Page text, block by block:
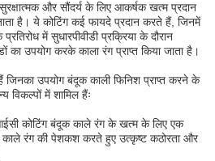
और सौंदर्य के लिए आकर्षक खत्म प्रदान
है। ये कोटिंग कई फायदे प्रदान करते हैं, जिनमें
में सुधारपीवीडी प्रक्रिया के दौरान
का उपयोग करके काला रंग प्राप्त किया जाता है।
हैं जिनका उपयोग बंदूक काली फिनिश प्राप्त करने के
विकल्पों में शामिल हैंः
कोटिंग बंदूक काले रंग के खत्म के लिए एक
रंग की पेशकश करते हुए उत्कृष्ट कठोरता और